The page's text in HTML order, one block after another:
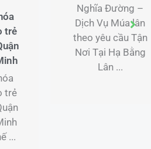
Nghĩa Đường –
Dịch Vụ Múa lân
theo yêu cầu Tận
Nơi Tại Hạ Bằng